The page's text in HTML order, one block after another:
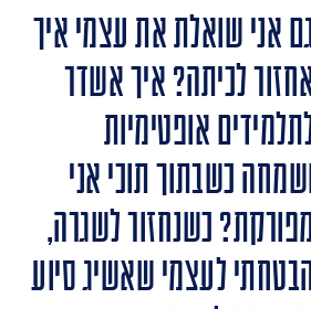
אני שואלת את עצמי איך
לכיתה? איך אשדר
אופטימיות
כשבתוך תוכי אני
כשנחזור לשגרה,
לעצמי שאשיג סיוע